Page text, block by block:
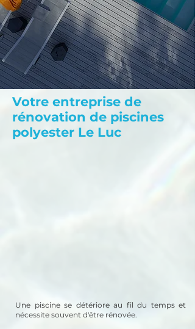
Votre entreprise de
rénovation de piscines
polyester Le Luc
Une piscine se détériore au fil du temps et
nécessite souvent d'être rénovée.